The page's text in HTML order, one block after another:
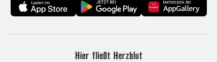
Hier fließt Herzblut